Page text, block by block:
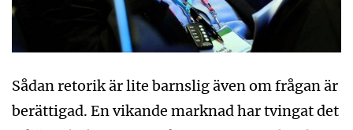
Sådan retorik är lite barnslig även om frågan är
berättigad. En vikande marknad har tvingat det